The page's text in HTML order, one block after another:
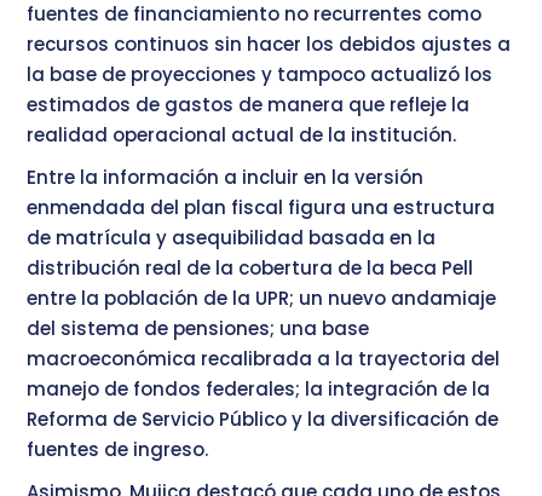
fuentes de financiamiento no recurrentes como
recursos continuos sin hacer los debidos ajustes a
la base de proyecciones y tampoco actualizó los
estimados de gastos de manera que refleje la
realidad operacional actual de la institución.
Entre la información a incluir en la versión
enmendada del plan fiscal figura una estructura
de matrícula y asequibilidad basada en la
distribución real de la cobertura de la beca Pell
entre la población de la UPR; un nuevo andamiaje
del sistema de pensiones; una base
macroeconómica recalibrada a la trayectoria del
manejo de fondos federales; la integración de la
Reforma de Servicio Público y la diversificación de
fuentes de ingreso.